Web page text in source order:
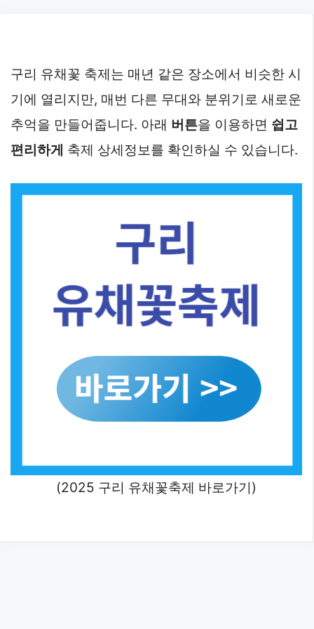
구리 유채꽃 축제는 매년 같은 장소에서 비슷한 시
기에 열리지만, 매번 다른 무대와 분위기로 새로운
추억을 만들어줍니다. 아래 버튼을 이용하면 쉽고
편리하게 축제 상세정보를 확인하실 수 있습니다.
(2025 구리 유채꽃축제 바로가기)